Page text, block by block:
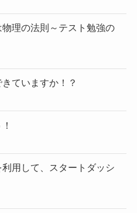
物理の法則～テスト勉強の
ていますか！？
用して、スタートダッシ